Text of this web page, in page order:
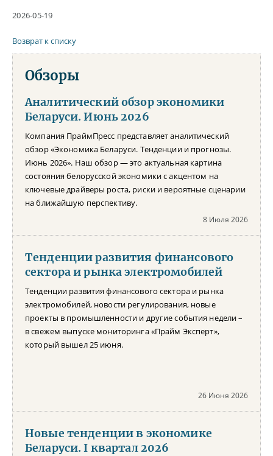
2026-05-19
Возврат к списку
Обзоры
Аналитический обзор экономики
Беларуси. Июнь 2026
Компания ПраймПресс представляет аналитический
обзор «Экономика Беларуси. Тенденции и прогнозы.
Июнь 2026». Наш обзор — это актуальная картина
состояния белорусской экономики с акцентом на
ключевые драйверы роста, риски и вероятные сценарии
на ближайшую перспективу.
8 Июля 2026
Тенденции развития финансового
сектора и рынка электромобилей
Тенденции развития финансового сектора и рынка
электромобилей, новости регулирования, новые
проекты в промышленности и другие события недели –
в свежем выпуске мониторинга «Прайм Эксперт»,
который вышел 25 июня.
26 Июня 2026
Новые тенденции в экономике
Беларуси. I квартал 2026